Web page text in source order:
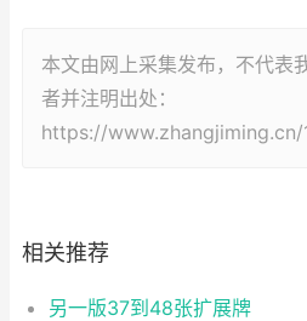
本文由网上采集发布，不代表
者并注明出处：
https://
相关推荐
另一版37到48张扩展牌